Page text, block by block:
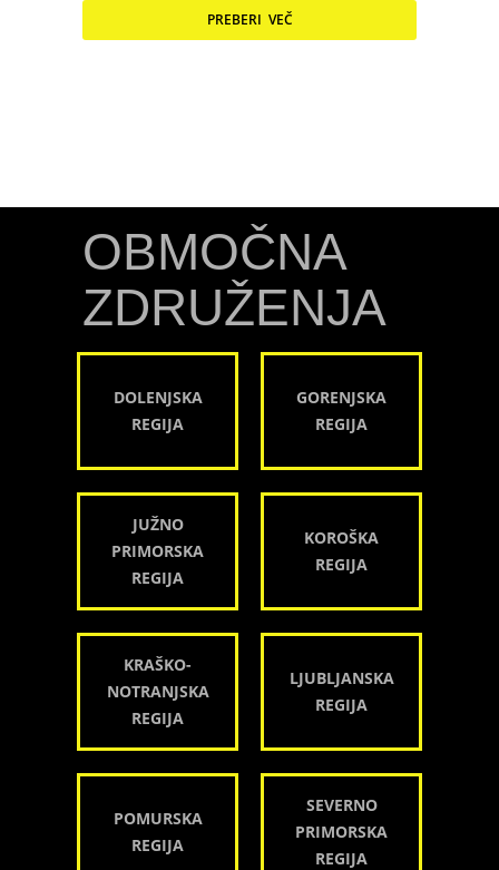
PREBERI VEČ
OBMOČNA
ZDRUŽENJA
DOLENJSKA
REGIJA
GORENJSKA
REGIJA
JUŽNO
PRIMORSKA
REGIJA
KOROŠKA
REGIJA
KRAŠKO-
NOTRANJSKA
REGIJA
LJUBLJANSKA
REGIJA
POMURSKA
REGIJA
SEVERNO
PRIMORSKA
REGIJA